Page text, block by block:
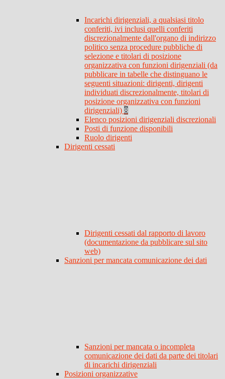
Incarichi dirigenziali, a qualsiasi titolo
conferiti, ivi inclusi quelli conferiti
discrezionalmente dall'organo di indirizzo
politico senza procedure pubbliche di
selezione e titolari di posizione
organizzativa con funzioni dirigenziali (da
pubblicare in tabelle che distinguano le
seguenti situazioni: dirigenti, dirigenti
individuati discrezionalmente, titolari di
posizione organizzativa con funzioni
dirigenziali) 8
Elenco posizioni dirigenziali discrezionali
Posti di funzione disponibili
Ruolo dirigenti
Dirigenti cessati
Dirigenti cessati dal rapporto di lavoro
(documentazione da pubblicare sul sito
web)
Sanzioni per mancata comunicazione dei dati
Sanzioni per mancata o incompleta
comunicazione dei dati da parte dei titolari
di incarichi dirigenziali
Posizioni organizzative